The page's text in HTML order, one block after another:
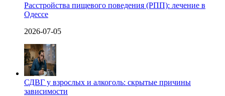
Расстройства пищевого поведения (РПП): лечение в
Одессе
2026-07-05
СДВГ у взрослых и алкоголь: скрытые причины
зависимости